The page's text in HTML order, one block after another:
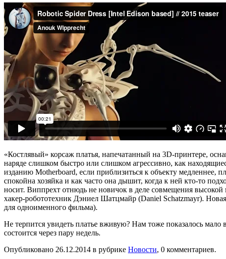
«Костлявый» корсаж платья, напечатанный на 3D-принтере,
наряде слишком быстро или слишком агрессивно, как
изданию Motherboard, если приблизиться к объекту медленнее,
спокойна хозяйка и как часто она дышит, когда к ней кто-то
носит. Виппрехт отнюдь не новичок в деле совмещения высокой
хакер-робототехник Дэниел Шатцмайр (Daniel Schatzmayr).
для одноименного фильма).
Не терпится увидеть платье вживую? Нам тоже показалось
состоится через пару недель.
Опубликовано 26.12.2014 в рубрике Новости, 0 комментариев.